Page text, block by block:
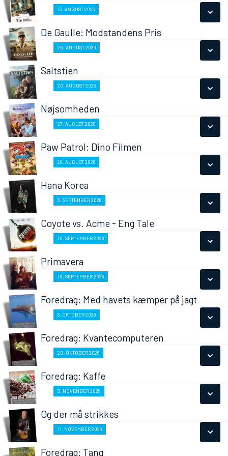
SE ALLE DAGE
13. AUGUST 2026
SE ALLE DAGE
De Gaulle: Modstandens Pris
20. AUGUST 2026
SE ALLE DAGE
Saltstien
20. AUGUST 2026
SE ALLE DAGE
Nøjsomheden
27. AUGUST 2026
SE ALLE DAGE
Paw Patrol: Dino Filmen
29. AUGUST 2026
SE ALLE DAGE
Hana Korea
3. SEPTEMBER 2026
SE ALLE DAGE
Coyote vs. Acme - Eng Tale
10. SEPTEMBER 2026Fra 10.09.2026
SE ALLE DAGE
Primavera
10. SEPTEMBER 2026Fra 10.09.2026
SE ALLE DAGE
Foredrag: Med havets kæmper på jagt
6. OKTOBER 2026
SE ALLE DAGE
Foredrag: Kvantecomputeren
20. OKTOBER 2026
SE ALLE DAGE
Foredrag: Kaffe
3. NOVEMBER 2026
SE ALLE DAGE
Og der må strikkes
11. NOVEMBER 2026
Foredrag: Tang